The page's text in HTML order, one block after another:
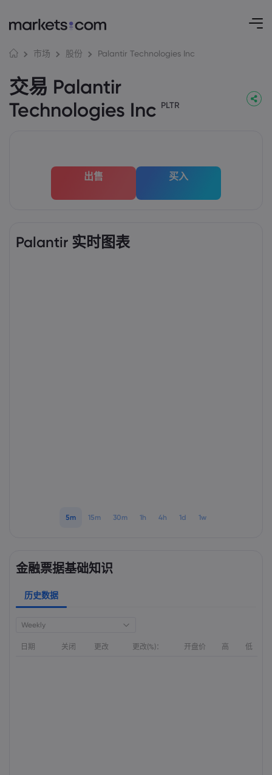
市场 股份 Palantir Technologies Inc
交易 Palantir
Technologies Inc PLTR
出售 买入
Palantir 实时图表
5m 15m 30m 1h 4h 1d 1w
金融票据基础知识
历史数据
Weekly
日期 关闭 更改 更改(%)： 开盘价 高 低